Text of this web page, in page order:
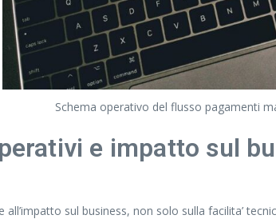
Schema operativo del flusso pagamenti
e impatto sul
all’impatto sul business, non solo sulla facilita’